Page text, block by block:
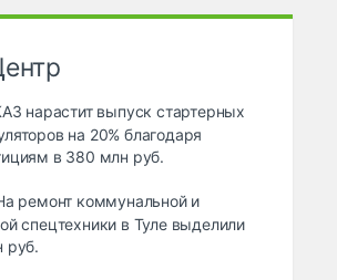
нарастит выпуск стартерных
на 20% благодаря
в 380 млн руб.
ремонт коммунальной и
спецтехники в Туле выделили
руб.